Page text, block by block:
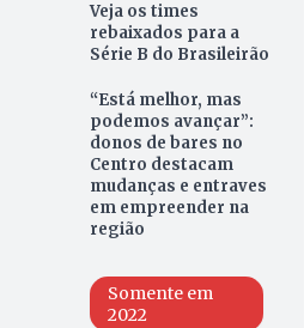
Veja os times
rebaixados para a
Série B do Brasileirão
“Está melhor, mas
podemos avançar”:
donos de bares no
Centro destacam
mudanças e entraves
em empreender na
região
Somente em
2022